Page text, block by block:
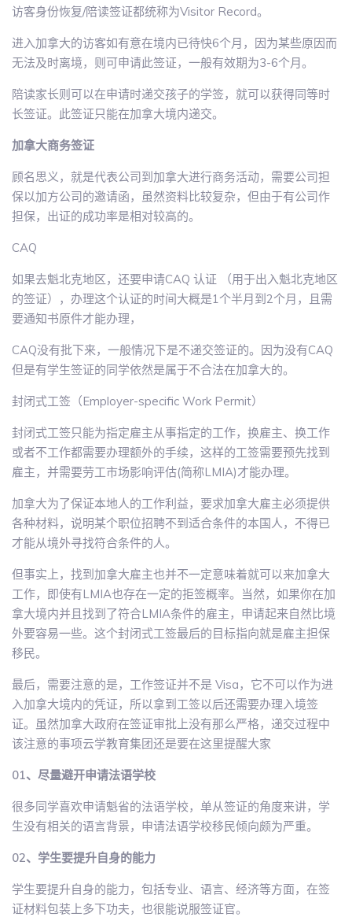
访客身份恢复/陪读签证都统称为Visitor Record。
进入加拿大的访客如有意在境内已待快6个月，因为某些原因而
无法及时离境，则可申请此签证，一般有效期为3-6个月。
陪读家长则可以在申请时递交孩子的学签，就可以获得同等时
长签证。此签证只能在加拿大境内递交。
加拿大商务签证
顾名思义，就是代表公司到加拿大进行商务活动，需要公司担
保以加方公司的邀请函，虽然资料比较复杂，但由于有公司作
担保，出证的成功率是相对较高的。
CAQ
如果去魁北克地区，还要申请CAQ 认证 （用于出入魁北克地区
的签证），办理这个认证的时间大概是1个半月到2个月，且需
要通知书原件才能办理，
CAQ没有批下来，一般情况下是不递交签证的。因为没有CAQ
但是有学生签证的同学依然是属于不合法在加拿大的。
封闭式工签（Employer-specific Work Permit）
封闭式工签只能为指定雇主从事指定的工作，换雇主、换工作
或者不工作都需要办理额外的手续，这样的工签需要预先找到
雇主，并需要劳工市场影响评估(简称LMIA)才能办理。
加拿大为了保证本地人的工作利益，要求加拿大雇主必须提供
各种材料，说明某个职位招聘不到适合条件的本国人，不得已
才能从境外寻找符合条件的人。
但事实上，找到加拿大雇主也并不一定意味着就可以来加拿大
工作，即使有LMIA也存在一定的拒签概率。当然，如果你在加
拿大境内并且找到了符合LMIA条件的雇主，申请起来自然比境
外要容易一些。这个封闭式工签最后的目标指向就是雇主担保
移民。
最后，需要注意的是，工作签证并不是 Visa，它不可以作为进
入加拿大境内的凭证，所以拿到工签以后还需要办理入境签
证。虽然加拿大政府在签证审批上没有那么严格，递交过程中
该注意的事项云学教育集团还是要在这里提醒大家
01、尽量避开申请法语学校
很多同学喜欢申请魁省的法语学校，单从签证的角度来讲，学
生没有相关的语言背景，申请法语学校移民倾向颇为严重。
02、学生要提升自身的能力
学生要提升自身的能力，包括专业、语言、经济等方面，在签
证材料包装上多下功夫，也很能说服签证官。